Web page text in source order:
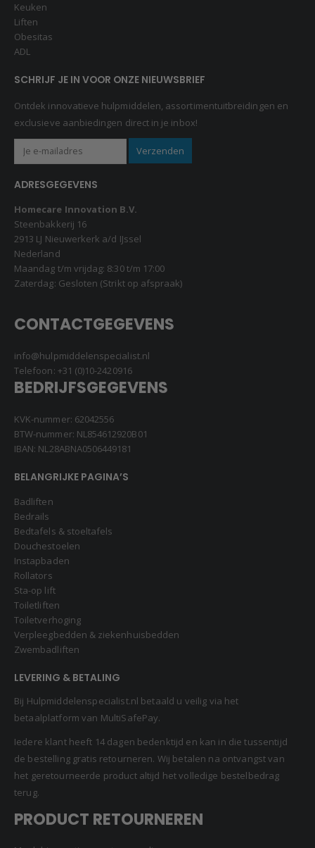
Keuken
Liften
Obesitas
ADL
SCHRIJF JE IN VOOR ONZE NIEUWSBRIEF
Ontdek innovatieve hulpmiddelen, assortimentuitbreidingen en
exclusieve aanbiedingen direct in je inbox!
ADRESGEGEVENS
Homecare Innovation B.V.
Steenbakkerij 16
2913 LJ Nieuwerkerk a/d IJssel
Nederland
Maandag t/m vrijdag: 8:30 t/m 17:00
Zaterdag: Gesloten (Strikt op afspraak)
CONTACTGEGEVENS
info@hulpmiddelenspecialist.nl
Telefoon: +31 (0)10-2420916
BEDRIJFSGEGEVENS
KVK-nummer: 62042556
BTW-nummer: NL854612920B01
IBAN: NL28ABNA0506449181
BELANGRIJKE PAGINA’S
Badliften
Bedrails
Bedtafels & stoeltafels
Douchestoelen
Instapbaden
Rollators
Sta-op lift
Toiletliften
Toiletverhoging
Verpleegbedden & ziekenhuisbedden
Zwembadliften
LEVERING & BETALING
Bij Hulpmiddelenspecialist.nl betaald u veilig via het
betaalplatform van MultiSafePay.
Iedere klant heeft 14 dagen bedenktijd en kan in die tussentijd
de bestelling gratis retourneren. Wij betalen na ontvangst van
het geretourneerde product altijd het volledige bestelbedrag
terug.
PRODUCT RETOURNEREN